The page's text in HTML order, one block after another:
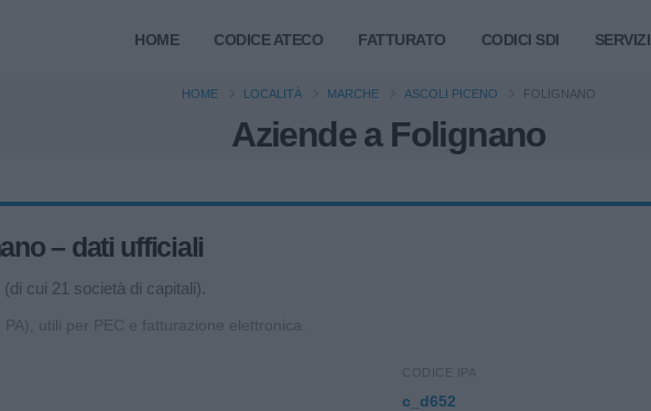
HOME CODICE ATECO FATTURATO CODICI SDI SERVIZI
Aziende a Folignano
HOME LOCALITÀ MARCHE ASCOLI PICENO FOLIGNANO
– dati ufficiali
cui 21 società di capitali).
utili per PEC e fatturazione elettronica.
CODICE IPA
c_d652